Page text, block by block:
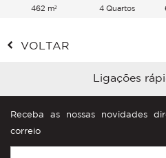
462 m² 4 Quartos
VOLTAR
Ligações
Receba as nossas novidades
correio